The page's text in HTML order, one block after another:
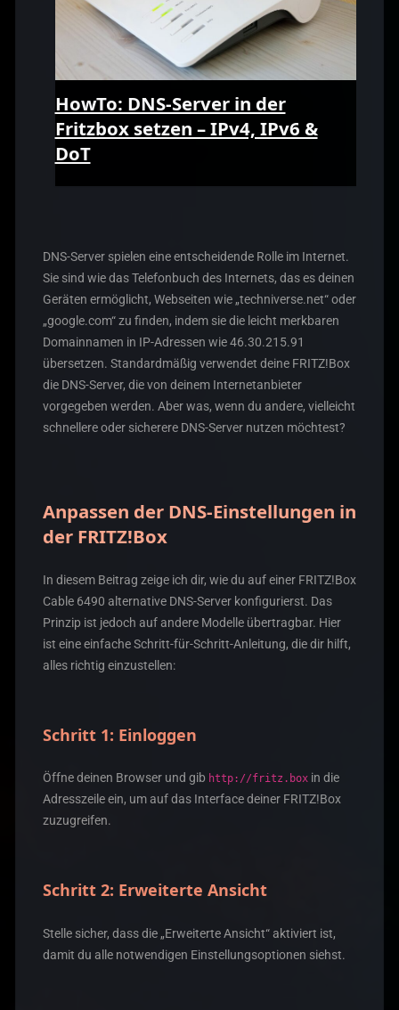
HowTo: DNS-Server in der
Fritzbox setzen – IPv4, IPv6 &
DoT
DNS-Server spielen eine entscheidende Rolle im Internet.
Sie sind wie das Telefonbuch des Internets, das es deinen
Geräten ermöglicht, Webseiten wie „techniverse.net“ oder
„google.com“ zu finden, indem sie die leicht merkbaren
Domainnamen in IP-Adressen wie 46.30.215.91
übersetzen. Standardmäßig verwendet deine FRITZ!Box
die DNS-Server, die von deinem Internetanbieter
vorgegeben werden. Aber was, wenn du andere, vielleicht
schnellere oder sicherere DNS-Server nutzen möchtest?
Anpassen der DNS-Einstellungen in
der FRITZ!Box
In diesem Beitrag zeige ich dir, wie du auf einer FRITZ!Box
Cable 6490 alternative DNS-Server konfigurierst. Das
Prinzip ist jedoch auf andere Modelle übertragbar. Hier
ist eine einfache Schritt-für-Schritt-Anleitung, die dir hilft,
alles richtig einzustellen:
Schritt 1: Einloggen
Öffne deinen Browser und gib http://fritz.box in die
Adresszeile ein, um auf das Interface deiner FRITZ!Box
zuzugreifen.
Schritt 2: Erweiterte Ansicht
Stelle sicher, dass die „Erweiterte Ansicht“ aktiviert ist,
damit du alle notwendigen Einstellungsoptionen siehst.